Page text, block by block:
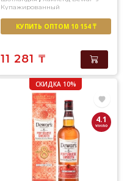
Купажированный
КУПИТЬ ОПТОМ 10 154 ₸
11 281 ₸
СКИДКА 10%
4.1